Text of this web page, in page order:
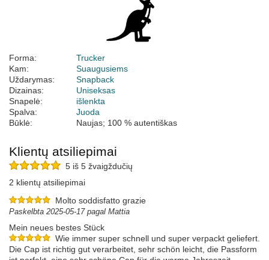
Forma:
Trucker
Kam:
Suaugusiems
Uždarymas:
Snapback
Dizainas:
Uniseksas
Snapelė:
išlenkta
Spalva:
Juoda
Būklė:
Naujas; 100 % autentiškas
Klientų atsiliepimai
5 iš 5 žvaigždučių
2 klientų atsiliepimai
Molto soddisfatto grazie
Paskelbta 2025-05-17 pagal Mattia
Mein neues bestes Stück
Wie immer super schnell und super verpackt geliefert.
Die Cap ist richtig gut verarbeitet, sehr schön leicht, die Passform